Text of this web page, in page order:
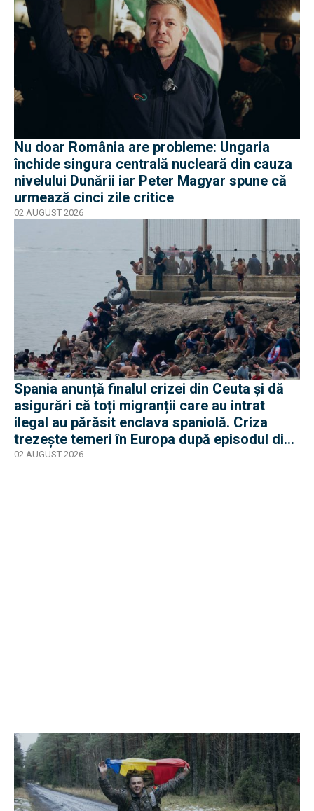
Nu doar România are probleme: Ungaria
închide singura centrală nucleară din cauza
nivelului Dunării iar Peter Magyar spune că
urmează cinci zile critice
02 AUGUST 2026
Spania anunță finalul crizei din Ceuta și dă
asigurări că toți migranții care au intrat
ilegal au părăsit enclava spaniolă. Criza
trezește temeri în Europa după episodul din
2015
02 AUGUST 2026